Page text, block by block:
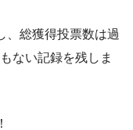
、総獲得投票数は過
ない記録を残しま